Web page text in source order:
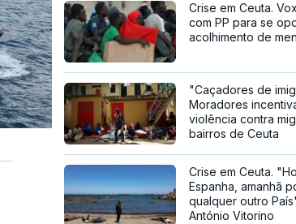
Crise em Ceuta.
com PP para se
acolhimento de
"Caçadores de
Moradores
violência contra
bairros de Ceuta
Crise em Ceuta.
Espanha, amanhã
qualquer outro
António Vitorino